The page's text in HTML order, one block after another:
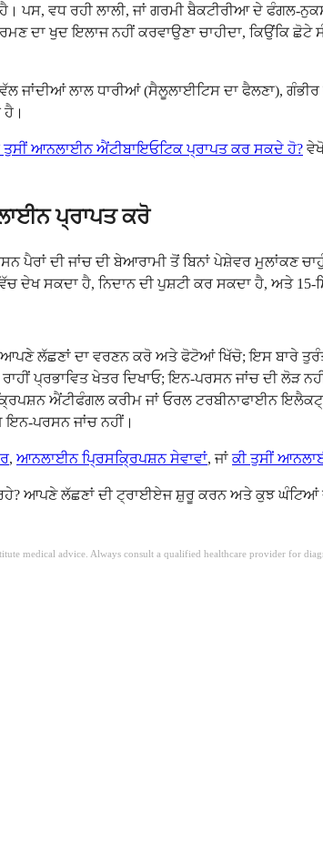
ਪਸ, ਵਧ ਰਹੀ ਲਾਲੀ, ਜਾਂ ਗਰਮੀ ਬੈਕਟੀਰੀਆ ਦੇ ਫੰਗਲ-
ਦਾ ਖੁਦ ਇਲਾਜ ਨਹੀਂ ਕਰਵਾਉਣਾ ਚਾਹੀਦਾ, ਕਿਉਂਕਿ
ਲਾਲ ਧਾਰੀਆਂ (ਸੈਲੂਲਾਈਟਿਸ ਦਾ ਫੈਲਣਾ),
ਹੈ।
ਤੁਸੀਂ ਆਨਲਾਈਨ ਐਂਟੀਬਾਇਓਟਿਕ ਪ੍ਰਾਪਤ ਕਰ ਸਕਦੇ ਹੋ?
ਪ੍ਰਾਪਤ ਕਰੋ
ਪੈਰਾਂ ਦੀ ਜਾਂਚ ਦੀ ਬੇਆਰਾਮੀ ਤੋਂ ਬਿਨਾਂ ਪੇਸ਼ੇਵਰ ਮੁਲਾਂਕਣ
ਦੇਖ ਸਕਦਾ ਹੈ, ਨਿਦਾਨ ਦੀ ਪੁਸ਼ਟੀ ਕਰ ਸਕਦਾ ਹੈ, ਅਤੇ 15-
ਲੱਛਣਾਂ ਦਾ ਵਰਣਨ ਕਰੋ ਅਤੇ ਫੋਟੋਆਂ ਖਿੱਚੋ; ਇਸ ਬਾਰੇ
ਪ੍ਰਭਾਵਿਤ ਖੇਤਰ ਦਿਖਾਓ; ਇਨ-ਪਰਸਨ ਜਾਂਚ ਦੀ ਲੋੜ
ਐਂਟੀਫੰਗਲ ਕਰੀਮ ਜਾਂ ਓਰਲ ਟਰਬੀਨਾਫਾਈਨ
ਪਰਸਨ ਜਾਂਚ ਨਹੀਂ।
, ਆਨਲਾਈਨ ਪ੍ਰਿਸਕ੍ਰਿਪਸ਼ਨ ਸੇਵਾਵਾਂ, ਜਾਂਕੀ ਤੁਸੀਂ
ਰਹੇ? ਆਪਣੇ ਲੱਛਣਾਂ ਦੀ ਟ੍ਰਾਈਏਜ ਸ਼ੁਰੂ ਕਰਨ ਅਤੇ ਕੁਝ
medical advice. Always consult a qualified healthcare provider for